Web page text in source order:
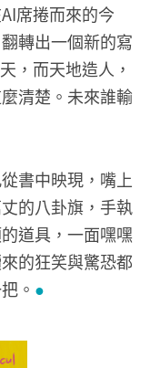
席捲而來的今
轉出一個新的寫
，而天地造人，
清楚。未來誰輸
書中映現，嘴上
的八卦旗，手執
道具，一面嘿嘿
的狂笑與驚恐都
。 ●